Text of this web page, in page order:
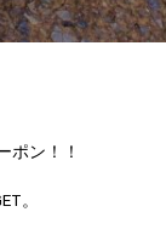
ポン！！
。